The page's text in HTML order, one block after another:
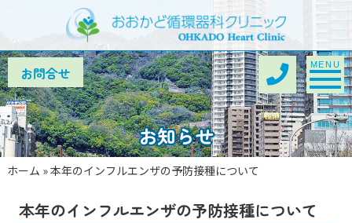
Toggle
MENU
お知らせ
ホーム »本年のインフルエンザの予防接種について
本年のインフルエンザの予防接種について